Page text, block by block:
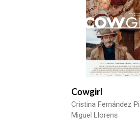
Cowgirl
Cristina Fernández
Miguel Llorens